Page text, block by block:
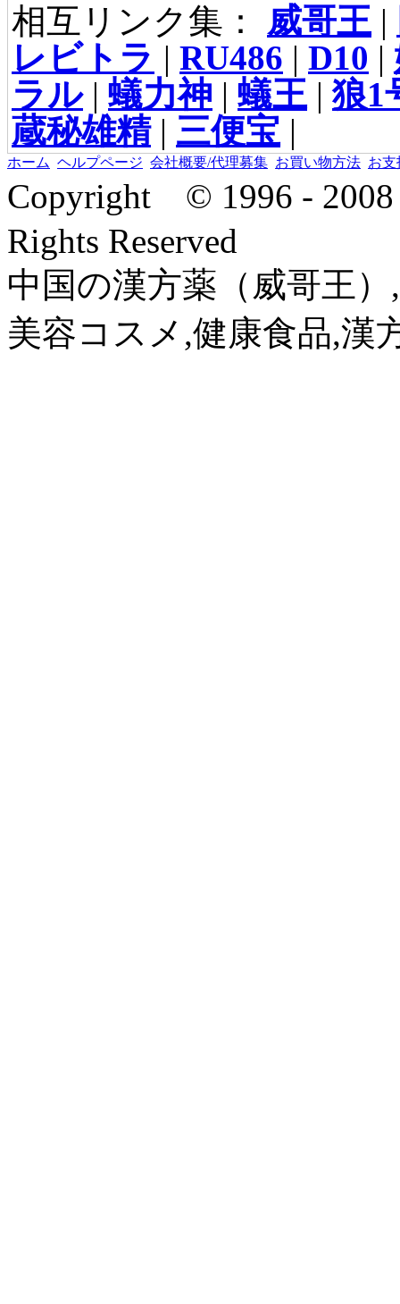
相互リンク集： 威哥王 |
レビトラ | RU486 | D10 |
ラル| 蟻力神 | 蟻王 |狼1
蔵秘雄精| 三便宝 |
ホーム ヘルプページ 会社概要/代理募集 お買い物方法 お支
Copyright © 1996 -
Rights Reserved
中国の漢方薬（威哥王
美容コスメ,健康食品,漢